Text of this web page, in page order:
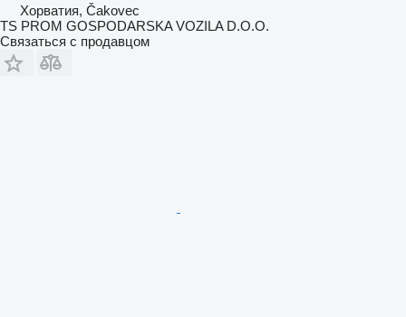
Хорватия, Čakovec
TS PROM GOSPODARSKA VOZILA D.O.O.
Связаться с продавцом